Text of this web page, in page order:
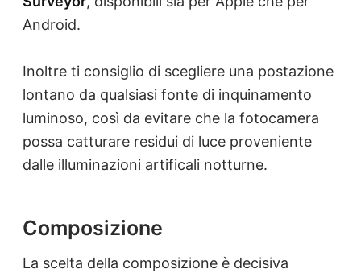
Android.
Inoltre ti consiglio di scegliere una postazione
lontano da qualsiasi fonte di inquinamento
luminoso, così da evitare che la fotocamera
possa catturare residui di luce proveniente
dalle illuminazioni artificali notturne.
Composizione
La scelta della composizione è decisiva